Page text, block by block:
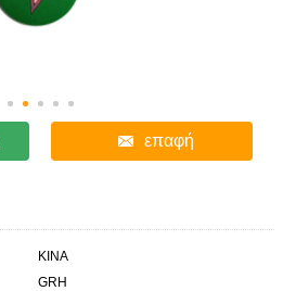
επαφή
ΚΙΝΑ
GRH